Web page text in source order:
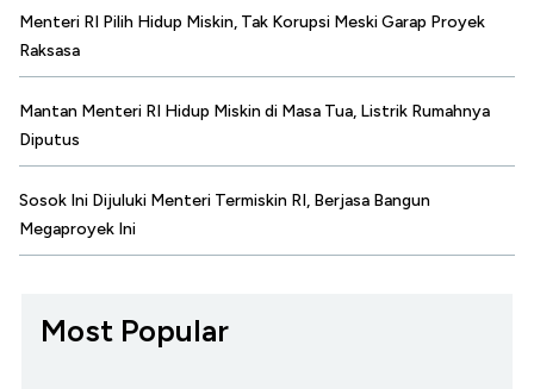
Menteri RI Pilih Hidup Miskin, Tak Korupsi Meski Garap Proyek
Raksasa
Mantan Menteri RI Hidup Miskin di Masa Tua, Listrik Rumahnya
Diputus
Sosok Ini Dijuluki Menteri Termiskin RI, Berjasa Bangun
Megaproyek Ini
Most Popular